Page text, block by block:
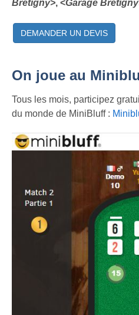
Bretigny>, <Garage
DEMANDER UN DEVIS
On joue au
Tous les mois, participez
du monde de MiniBluff :